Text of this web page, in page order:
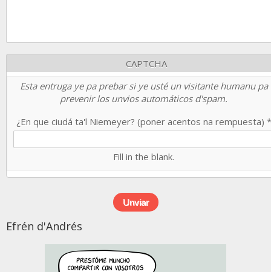
CAPTCHA
Esta entruga ye pa prebar si ye usté un visitante humanu pa
prevenir los unvios automáticos d'spam.
¿En que ciudá ta'l Niemeyer? (poner acentos na rempuesta) *
Fill in the blank.
Efrén d'Andrés